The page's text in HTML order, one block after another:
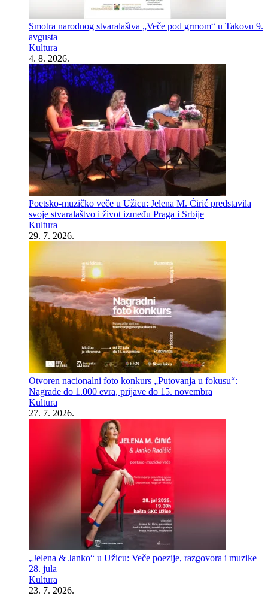
Smotra narodnog stvaralaštva „Veče pod grmom“ u Takovu 9.
avgusta
Kultura
4. 8. 2026.
Poetsko-muzičko veče u Užicu: Jelena M. Ćirić predstavila
svoje stvaralaštvo i život između Praga i Srbije
Kultura
29. 7. 2026.
Otvoren nacionalni foto konkurs „Putovanja u fokusu“:
Nagrade do 1.000 evra, prijave do 15. novembra
Kultura
27. 7. 2026.
„Jelena & Janko“ u Užicu: Veče poezije, razgovora i muzike
28. jula
Kultura
23. 7. 2026.